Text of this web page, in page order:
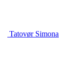
Tatovør Simona